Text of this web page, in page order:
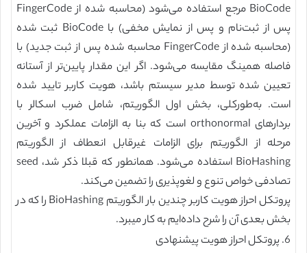
BioCode مرجع استفاده می‌شود (محاسبه شده از FingerCode
پس از ثبت‌نام و پس از نمایش مخفی) با BioCode ثبت شده
(محاسبه شده از FingerCode محاسبه شده پس از ثبت جدید) با
فاصله همینگ مقایسه می‌شود. اگر این مقدار پایین‌تر از آستانه
تعیین شده توسط مدیر سیستم باشد، هویت کاربر تایید شده
است. به‌طورکلی، بخش اول الگوریتم، شامل ضرب اسکالر با
بردارهای orthonormal است که بنا به الزامات عملکرد و آخرین
مرحله از الگوریتم برای الزامات غیرقابل انعطاف از الگوریتم
BioHashing استفاده می‌شود. همانطور که قبلا ذکر شد، seed
تصادفی خواص تنوع و لغوپذیری را تضمین می‌کند.
پروتکل احراز هویت کاربر چندین بار الگوریتم BioHashing را که در
بخش بعدی آن را شرح داده‌ایم به کار می‎برد.
6. پروتکل احراز هویت پیشنهادی